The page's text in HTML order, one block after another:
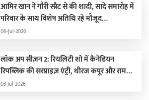
आमिर खान ने गौरी स्प्रैट से की शादी, सादे समारोह में
परिवार के साथ विशेष अतिथि रहे मौजूद…
06-Jul-2026
लॉक अप सीज़न 2: रियलिटी शो में कैनेडियन
रिपब्लिक की सरप्राइज़ एंट्री, धीरज कपूर और राम
कपूर की लगी क्लास
03-Jul-2026